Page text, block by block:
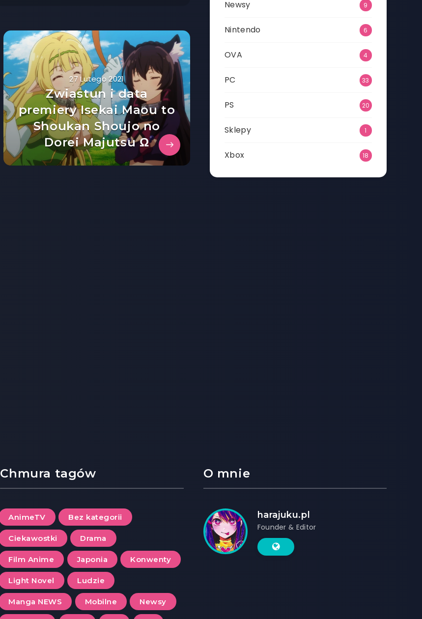
27 Lutego 2021
Zwiastun i data
premiery Isekai Maou to
Shoukan Shoujo no
Dorei Majutsu Ω
Newsy 9
Nintendo 6
OVA 4
PC 33
PS 20
Sklepy 1
Xbox 18
Chmura tagów
AnimeTV Bez kategorii
Ciekawostki Drama
Film Anime Japonia Konwenty
Light Novel Ludzie
Manga NEWS Mobilne Newsy
O mnie
harajuku.pl
Founder & Editor